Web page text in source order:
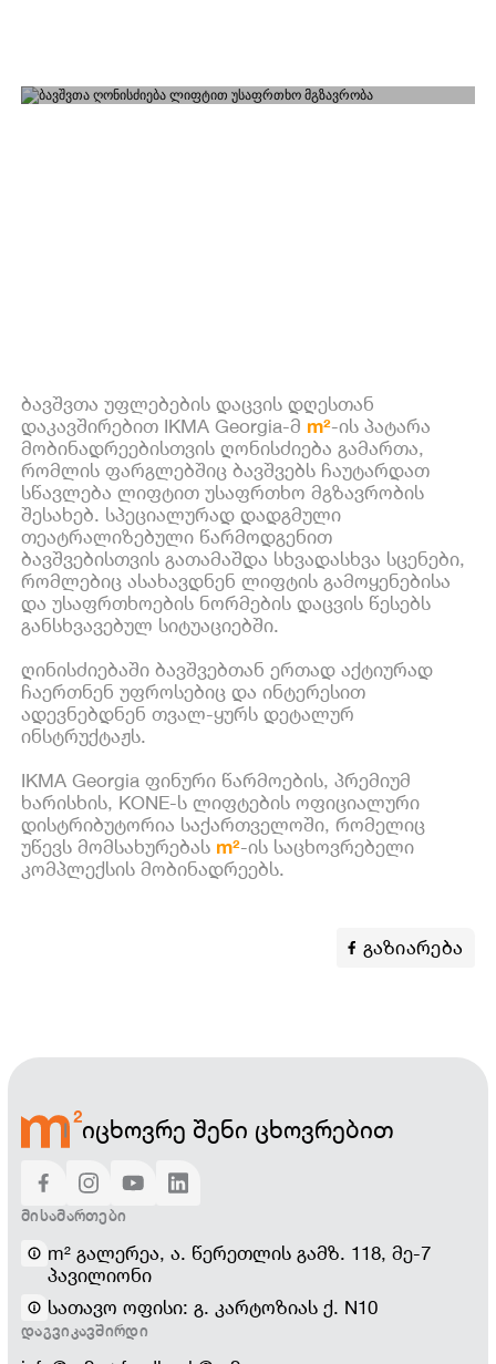
ბავშვთა უფლებების დაცვის დღესთან
დაკავშირებით IKMA Georgia-მ m²-ის პატარა
მობინადრეებისთვის ღონისძიება გამართა,
რომლის ფარგლებშიც ბავშვებს ჩაუტარდათ
სწავლება ლიფტით უსაფრთხო მგზავრობის
შესახებ. სპეციალურად დადგმული
თეატრალიზებული წარმოდგენით
ბავშვებისთვის გათამაშდა სხვადასხვა სცენები,
რომლებიც ასახავდნენ ლიფტის გამოყენებისა
და უსაფრთხოების ნორმების დაცვის წესებს
განსხვავებულ სიტუაციებში.
ღინისძიებაში ბავშვებთან ერთად აქტიურად
ჩაერთნენ უფროსებიც და ინტერესით
ადევნებდნენ თვალ-ყურს დეტალურ
ინსტრუქტაჟს.
IKMA Georgia ფინური წარმოების, პრემიუმ
ხარისხის, KONE-ს ლიფტების ოფიციალური
დისტრიბუტორია საქართველოში, რომელიც
უწევს მომსახურებას m²-ის საცხოვრებელი
კომპლექსის მობინადრეებს.
გაზიარება
იცხოვრე შენი ცხოვრებით
ᲛᲘᲡᲐᲛᲐᲠᲗᲔᲑᲘ
m² გალერეა, ა. წერეთლის გამზ. 118, მე-7
პავილიონი
სათავო ოფისი: გ. კარტოზიას ქ. N10
ᲓᲐᲒᲕᲘᲙᲐᲕᲨᲘᲠᲓᲘ